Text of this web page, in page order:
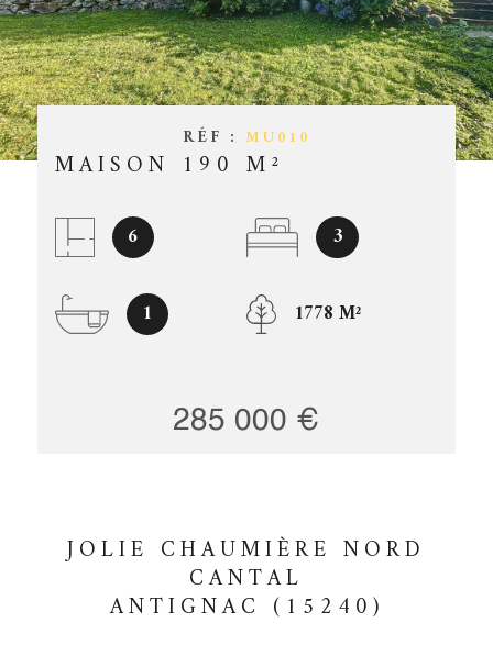
GESTION
OFFRES
RÉF :MU010
MAISON 190 M²
6 3
1 1778 M²
285 000 €
JOLIE CHAUMIÈRE NORD
CANTAL
ANTIGNAC (15240)
CHAMPS
TEXTE
RÉFÉRENCE
RECHERCHER